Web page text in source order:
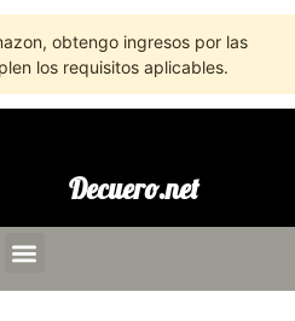
obtengo ingresos por las
los requisitos aplicables.
Decuero.net